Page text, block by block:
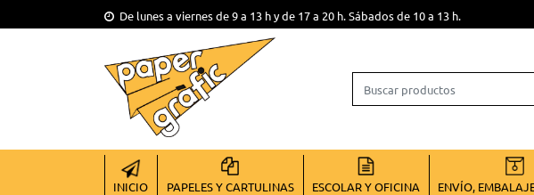
De lunes a viernes de 9 a 13 h y de 17 a 20 h. Sábados de 10 a 13 h.
INICIO
PAPELES Y CARTULINAS ESCOLAR Y OFICINA ENVÍO,